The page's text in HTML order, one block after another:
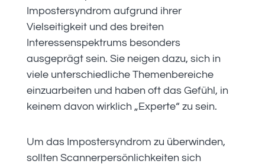
Impostersyndrom aufgrund ihrer
Vielseitigkeit und des breiten
Interessenspektrums besonders
ausgeprägt sein. Sie neigen dazu, sich in
viele unterschiedliche Themenbereiche
einzuarbeiten und haben oft das Gefühl, in
keinem davon wirklich „Experte“ zu sein.
Um das Impostersyndrom zu überwinden,
sollten Scannerpersönlichkeiten sich